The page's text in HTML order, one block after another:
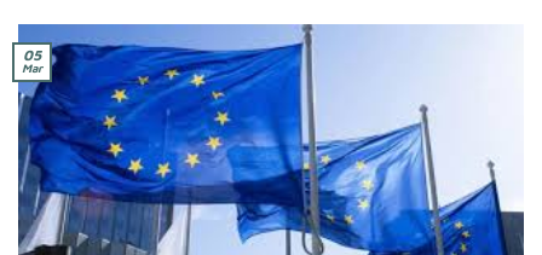
05
Mar